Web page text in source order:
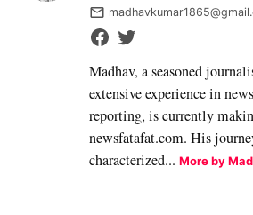
Madhav, a seasoned
extensive experience in
reporting, is currently
newsfatafat.com. His
characterized...More by